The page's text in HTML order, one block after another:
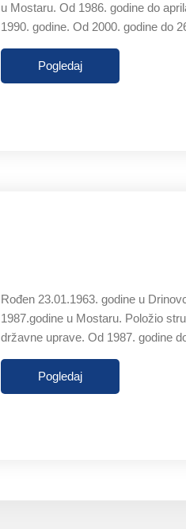
u Mostaru. Od 1986. godine do
1990. godine. Od 2000. godine do
Pogledaj
Rođen 23.01.1963. godine u
1987.godine u Mostaru. Položio
državne uprave. Od 1987. godine
Pogledaj